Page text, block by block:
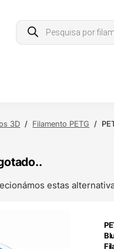
Products
search
3D / Filamento PETG /
estas